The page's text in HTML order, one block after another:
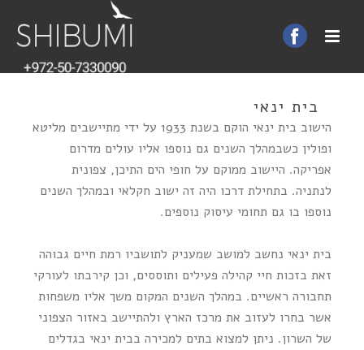
בית ינאי
הישוב בית ינאי הוקם בשנת 1933 על ידי מתיישבים מליטא
ופולין כשבמהלך השנים גם נוספו אליו עולים מדרום
אפריקה. היישוב ממוקם על חופי הים התיכן, צפונית
לנתניה. בתחילת דרכו היה זה ישוב חקלאי ובמהלך השנים
נוספו בו גם תחומי עיסוק נוספים.
בית ינאי נחשב למושב שמעניק לתושביו רמת חיים גבוהה
זאת בזכות חיי קהילה פעילים ותוססים, וכן קירבתו לעורקי
תחבורה ראשיים. במהלך השנים המקום משך אליו משפחות
אשר בחרו לעזוב את מרכז הארץ ולהתיישב באזור הצפוני
של השרון. ניתן למצוא בתים למכירה בבית ינאי בגדלים